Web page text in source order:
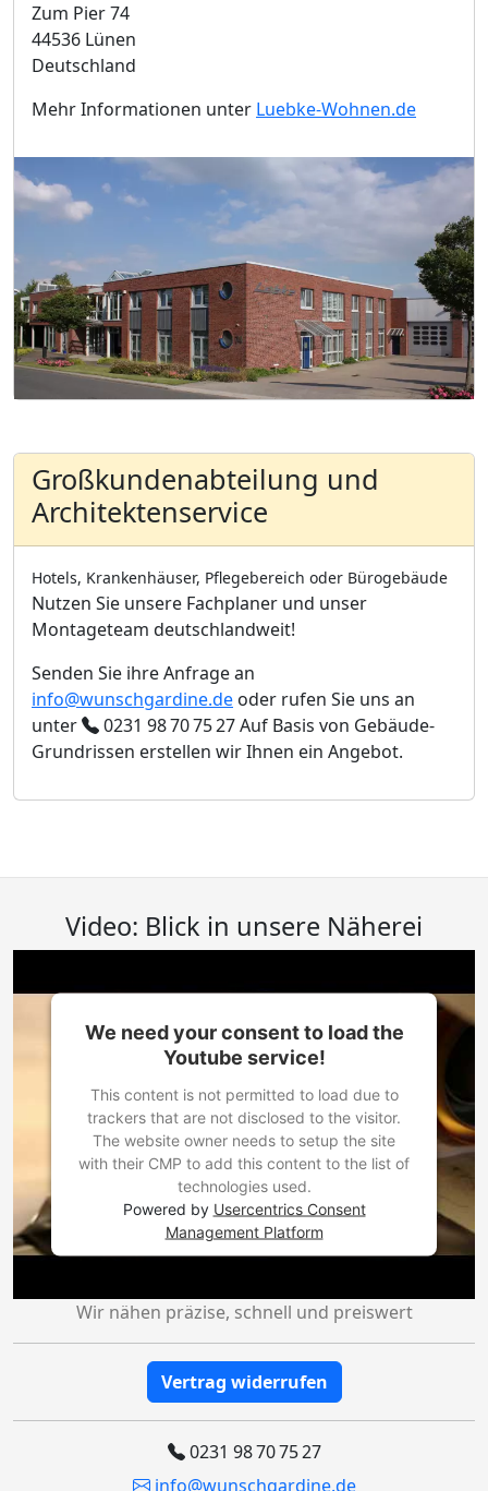
Zum Pier 74
44536 Lünen
Deutschland
Mehr Informationen unter Luebke-Wohnen.de
Großkundenabteilung und
Architektenservice
Hotels, Krankenhäuser, Pflegebereich oder Bürogebäude
Nutzen Sie unsere Fachplaner und unser
Montageteam deutschlandweit!
Senden Sie ihre Anfrage an
info@wunschgardine.de oder rufen Sie uns an
unter
0231 98 70 75 27Auf Basis von Gebäude-
Grundrissen erstellen wir Ihnen ein Angebot.
Video: Blick in unsere Näherei
We need your consent to load the
Youtube service!
This content is not permitted to load due to
trackers that are not disclosed to the visitor.
The website owner needs to setup the site
with their CMP to add this content to the list of
technologies used.
Powered by Usercentrics Consent
Management Platform
Wir nähen präzise, schnell und preiswert
Vertrag widerrufen
0231 98 70 75 27
info@wunschgardine.de